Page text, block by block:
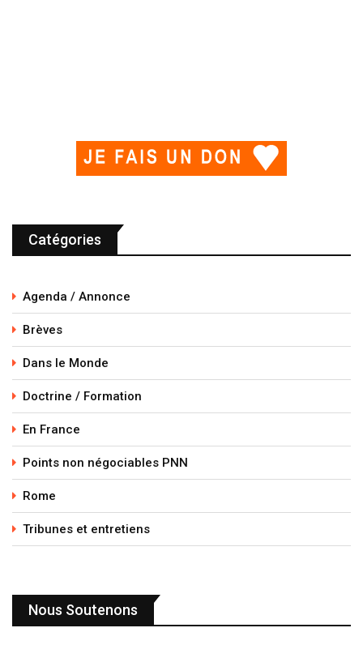
Catégories
Agenda / Annonce
Brèves
Dans le Monde
Doctrine / Formation
En France
Points non négociables PNN
Rome
Tribunes et entretiens
Nous Soutenons